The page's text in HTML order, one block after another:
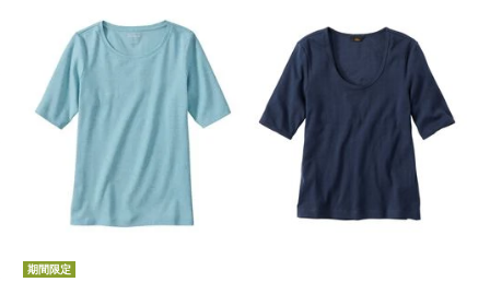
期間限定